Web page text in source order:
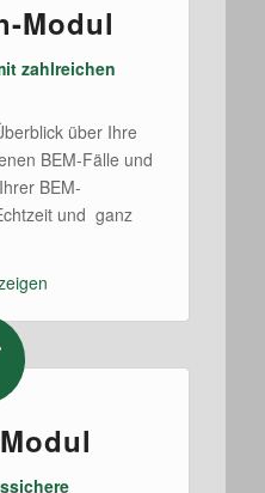
Modul
zahlreichen
über Ihre
BEM-Fälle und
BEM-
und ganz